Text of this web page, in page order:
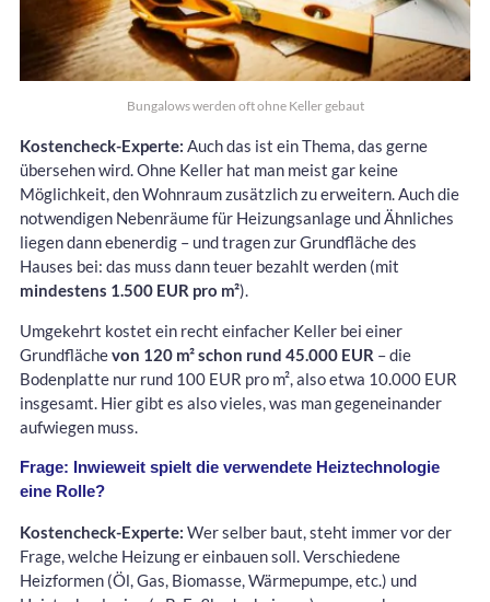
Bungalows werden oft ohne Keller gebaut
Kostencheck-Experte: Auch das ist ein Thema, das gerne
übersehen wird. Ohne Keller hat man meist gar keine
Möglichkeit, den Wohnraum zusätzlich zu erweitern. Auch die
notwendigen Nebenräume für Heizungsanlage und Ähnliches
liegen dann ebenerdig – und tragen zur Grundfläche des
Hauses bei: das muss dann teuer bezahlt werden (mit
mindestens 1.500 EUR pro m²).
Umgekehrt kostet ein recht einfacher Keller bei einer
Grundflächevon 120 m² schon rund 45.000 EUR – die
Bodenplatte nur rund 100 EUR pro m², also etwa 10.000 EUR
insgesamt. Hier gibt es also vieles, was man gegeneinander
aufwiegen muss.
Frage: Inwieweit spielt die verwendete Heiztechnologie
eine Rolle?
Kostencheck-Experte: Wer selber baut, steht immer vor der
Frage, welche Heizung er einbauen soll. Verschiedene
Heizformen (Öl, Gas, Biomasse, Wärmepumpe, etc.) und